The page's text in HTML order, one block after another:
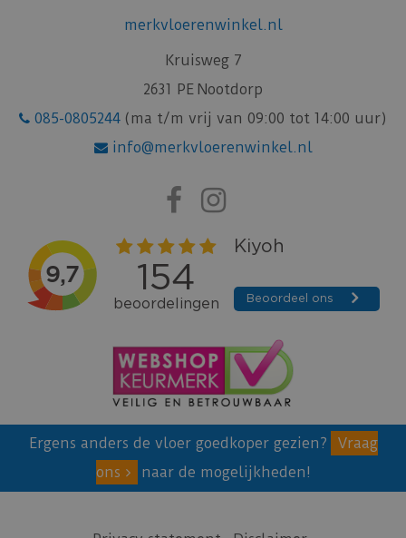
merkvloerenwinkel.nl
Kruisweg 7
2631 PE Nootdorp
085-0805244 (ma t/m vrij van 09:00 tot 14:00 uur)
info@merkvloerenwinkel.nl
Ergens anders de vloer goedkoper gezien?
Vraag
ons
naar de mogelijkheden!